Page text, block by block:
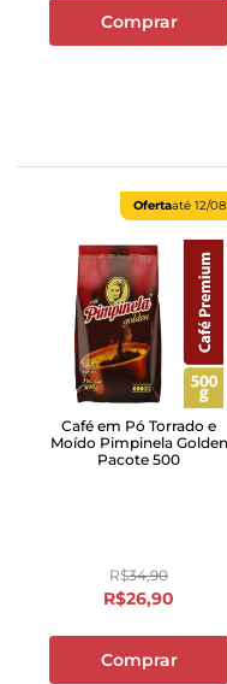
Comprar
Ofertaaté 12/08
Café em Pó Torrado e
Moído Pimpinela Golden
Pacote 500
R$34,90
R$26,90
Comprar